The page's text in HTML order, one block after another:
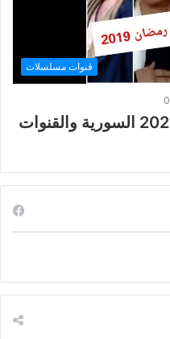
قنوات مسلسلات
0
اسماء مسلسلات رمضان 2023 السورية والقنوات